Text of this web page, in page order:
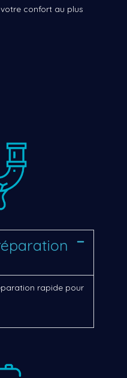
confort au plus
rapide pour